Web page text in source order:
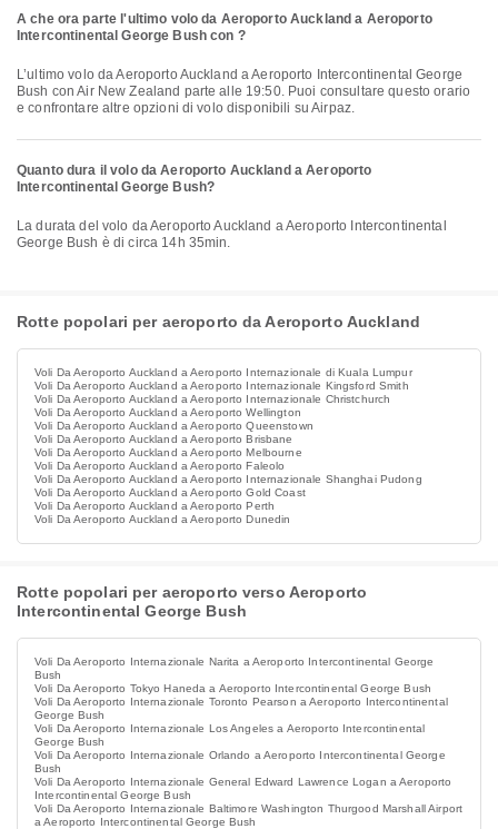
A che ora parte l'ultimo volo da Aeroporto Auckland a Aeroporto
Intercontinental George Bush con ?
L’ultimo volo da Aeroporto Auckland a Aeroporto Intercontinental George
Bush con Air New Zealand parte alle 19:50. Puoi consultare questo orario
e confrontare altre opzioni di volo disponibili su Airpaz.
Quanto dura il volo da Aeroporto Auckland a Aeroporto
Intercontinental George Bush?
La durata del volo da Aeroporto Auckland a Aeroporto Intercontinental
George Bush è di circa 14h 35min.
Rotte popolari per aeroporto da Aeroporto Auckland
Voli Da Aeroporto Auckland a Aeroporto Internazionale di Kuala Lumpur
Voli Da Aeroporto Auckland a Aeroporto Internazionale Kingsford Smith
Voli Da Aeroporto Auckland a Aeroporto Internazionale Christchurch
Voli Da Aeroporto Auckland a Aeroporto Wellington
Voli Da Aeroporto Auckland a Aeroporto Queenstown
Voli Da Aeroporto Auckland a Aeroporto Brisbane
Voli Da Aeroporto Auckland a Aeroporto Melbourne
Voli Da Aeroporto Auckland a Aeroporto Faleolo
Voli Da Aeroporto Auckland a Aeroporto Internazionale Shanghai Pudong
Voli Da Aeroporto Auckland a Aeroporto Gold Coast
Voli Da Aeroporto Auckland a Aeroporto Perth
Voli Da Aeroporto Auckland a Aeroporto Dunedin
Rotte popolari per aeroporto verso Aeroporto
Intercontinental George Bush
Voli Da Aeroporto Internazionale Narita a Aeroporto Intercontinental George
Bush
Voli Da Aeroporto Tokyo Haneda a Aeroporto Intercontinental George Bush
Voli Da Aeroporto Internazionale Toronto Pearson a Aeroporto Intercontinental
George Bush
Voli Da Aeroporto Internazionale Los Angeles a Aeroporto Intercontinental
George Bush
Voli Da Aeroporto Internazionale Orlando a Aeroporto Intercontinental George
Bush
Voli Da Aeroporto Internazionale General Edward Lawrence Logan a Aeroporto
Intercontinental George Bush
Voli Da Aeroporto Internazionale Baltimore Washington Thurgood Marshall Airport
a Aeroporto Intercontinental George Bush